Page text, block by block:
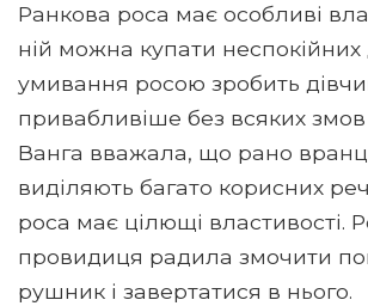
Ранкова роса має особливі
ній можна купати неспокійних
умивання росою зробить
привабливіше без всяких змов
Ванга вважала, що рано
виділяють багато корисних
роса має цілющі властивості.
провидиця радила змочити
рушник і завертатися в нього.